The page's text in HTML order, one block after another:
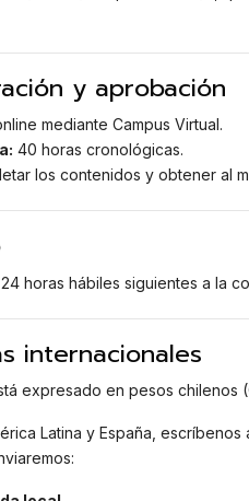
y aprobación
mediante Campus Virtual.
40 horas cronológicas.
los contenidos y obtener al
horas hábiles siguientes a la
internacionales
expresado en pesos chilenos
Latina y España, escríbenos